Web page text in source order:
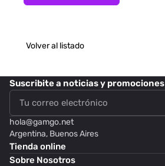
Volver al listado
Suscribitea noticias y promociones
hola@gamgo.net
Argentina, Buenos Aires
Tienda online
Sobre Nosotros